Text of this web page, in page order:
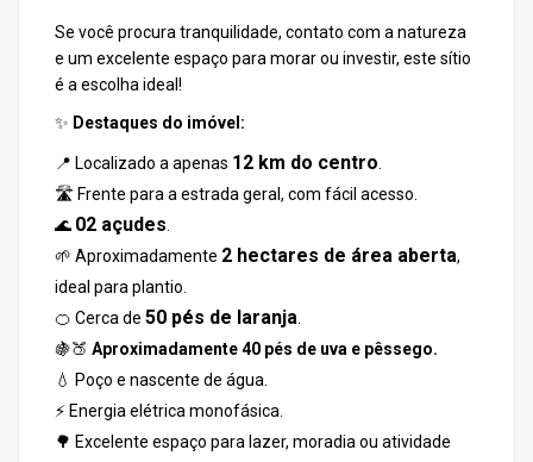
Se você procura tranquilidade, contato com a natureza
e um excelente espaço para morar ou investir, este sítio
é a escolha ideal!
✨ Destaques do imóvel:
📍 Localizado a apenas 12 km do centro
🛣️ Frente para a estrada geral, com fácil acesso.
🌊 02 açudes
🌱 Aproximadamente 2 hectares de área aberta,
ideal para plantio.
🍊 Cerca de 50 pés de laranja
🍇🍑 Aproximadamente 40 pés de uva e pêssego.
💧 Poço e nascente de água.
⚡ Energia elétrica monofásica.
🌳 Excelente espaço para lazer, moradia ou atividade